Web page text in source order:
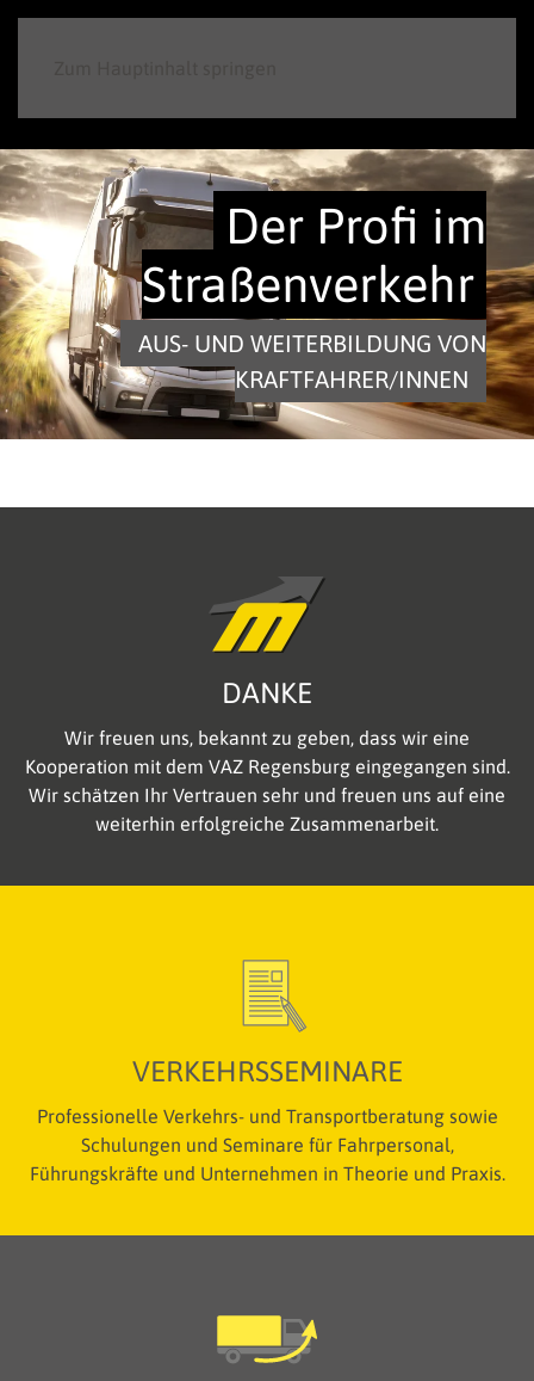
Der Profi im
Straßenverkehr
AUS- UND WEITERBILDUNG VON
KRAFTFAHRER/INNEN
DANKE
Wir freuen uns, bekannt zu geben, dass wir eine
Kooperation mit dem VAZ Regensburg eingegangen sind.
Wir schätzen Ihr Vertrauen sehr und freuen uns auf eine
weiterhin erfolgreiche Zusammenarbeit.
VERKEHRSSEMINARE
Professionelle Verkehrs- und Transportberatung sowie
Schulungen und Seminare für Fahrpersonal,
Führungskräfte und Unternehmen in Theorie und Praxis.